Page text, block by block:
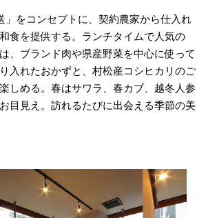
」をコンセプトに、契約農家から仕入れ
食を提供する。ランチタイムで人気の
、ブランド肉や県産野菜を中心に使って
入れたおかずと、村松産コシヒカリのご
しめる。春はサワラ、春カブ、越冬人参
目見え。訪れるたびに出会える季節の美